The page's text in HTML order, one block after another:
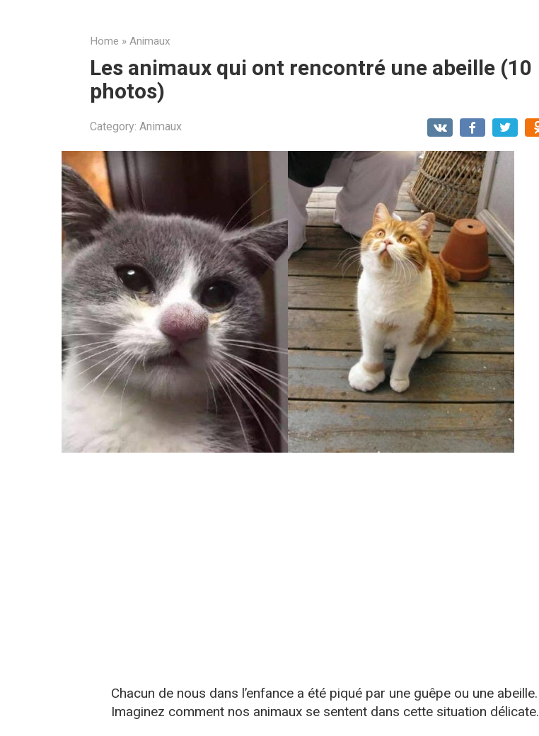
Home » Animaux
Les animaux qui ont rencontré une abeille (10
photos)
Category: Animaux
Chacun de nous dans l’enfance a été piqué par une guêpe ou une abeille.
Imaginez comment nos animaux se sentent dans cette situation délicate.